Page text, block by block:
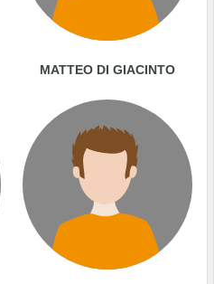
MATTEO DI GIACINTO